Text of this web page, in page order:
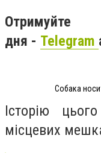
дня - Telegram
Собака
Історію
місцевих